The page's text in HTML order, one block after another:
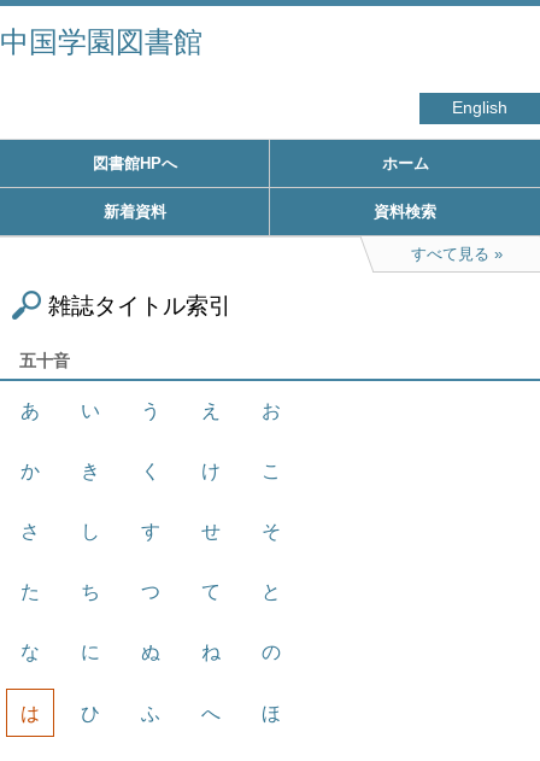
中国学園図書館
English
図書館HPへ ホーム
新着資料 資料検索
すべて見る
雑誌タイトル索引
五十音
あ い う え お
か き く け こ
さ し す せ そ
た ち つ て と
な に ぬ ね の
は ひ ふ へ ほ